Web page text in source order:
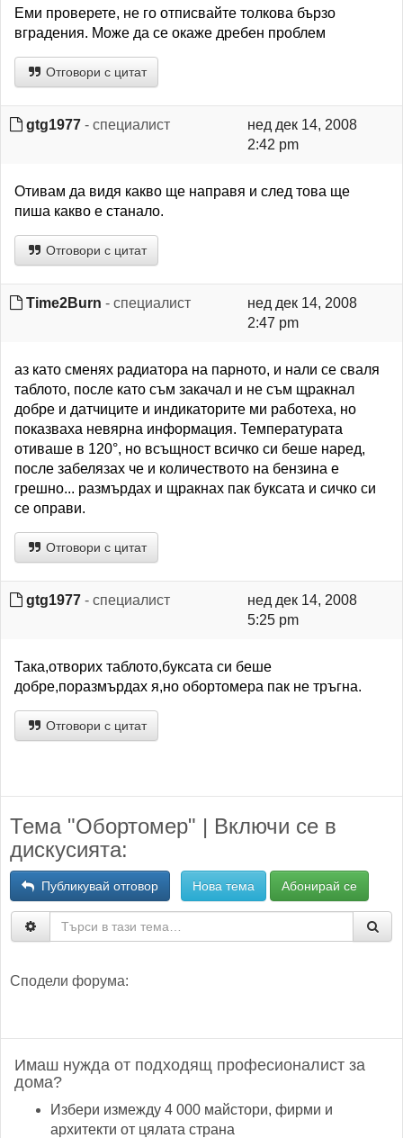
Еми проверете, не го отписвайте толкова бързо
вградения. Може да се окаже дребен проблем
Отговори с цитат
gtg1977 - специалист
нед дек 14, 2008
2:42 pm
Отивам да видя какво ще направя и след това ще
пиша какво е станало.
Отговори с цитат
Time2Burn - специалист
нед дек 14, 2008
2:47 pm
аз като сменях радиатора на парното, и нали се сваля
таблото, после като съм закачал и не съм щракнал
добре и датчиците и индикаторите ми работеха, но
показваха невярна информация. Температурата
отиваше в 120°, но всъщност всичко си беше наред,
после забелязах че и количеството на бензина е
грешно... размърдах и щракнах пак буксата и сичко си
се оправи.
Отговори с цитат
gtg1977 - специалист
нед дек 14, 2008
5:25 pm
Така,отворих таблото,буксата си беше
добре,поразмърдах я,но обортомера пак не тръгна.
Отговори с цитат
Тема "Обортомер" | Включи се в
дискусията:
Публикувай отговор Нова тема Абонирай се
Сподели форума:
Имаш нужда от подходящ професионалист за
дома?
Избери измежду 4 000 майстори, фирми и
архитекти от цялата страна